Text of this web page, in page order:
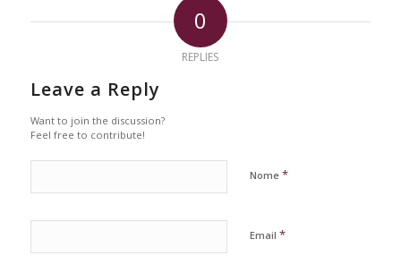
0
REPLIES
Leave a Reply
Want to join the discussion?
Feel free to contribute!
Nome *
Email *